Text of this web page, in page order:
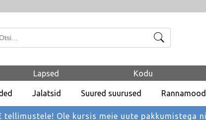
Otsi
Jalatsid Suured suurused Rannamood
Lapsed Kodu
tellimustele! Ole kursis meie uute pakkumistega